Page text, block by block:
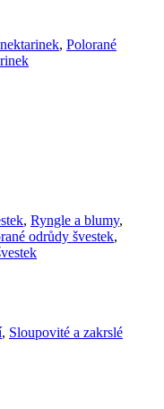
, Polorané
, Ryngle a blumy,
odrůdy švestek,
, Sloupovité a zakrslé